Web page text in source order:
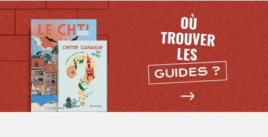
OÙ
TROUVER
LES
GUIDES ?